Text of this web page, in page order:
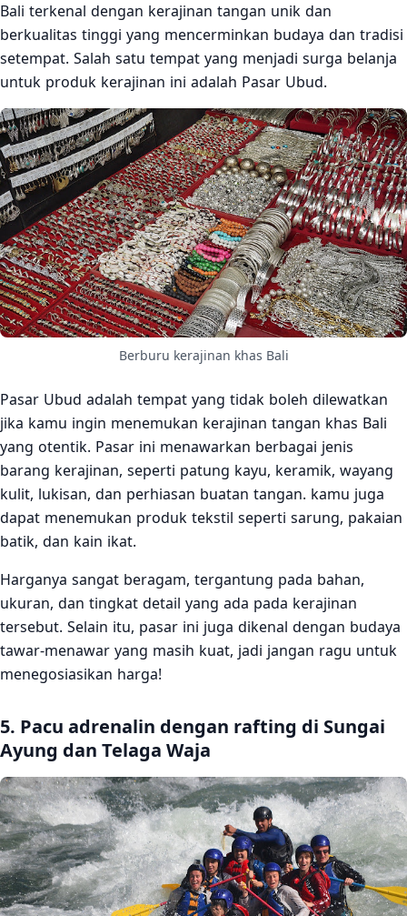
Bali terkenal dengan kerajinan tangan unik dan
berkualitas tinggi yang mencerminkan budaya dan tradisi
setempat. Salah satu tempat yang menjadi surga belanja
untuk produk kerajinan ini adalah Pasar Ubud.
Berburu kerajinan khas Bali
Pasar Ubud adalah tempat yang tidak boleh dilewatkan
jika kamu ingin menemukan kerajinan tangan khas Bali
yang otentik. Pasar ini menawarkan berbagai jenis
barang kerajinan, seperti patung kayu, keramik, wayang
kulit, lukisan, dan perhiasan buatan tangan. kamu juga
dapat menemukan produk tekstil seperti sarung, pakaian
batik, dan kain ikat.
Harganya sangat beragam, tergantung pada bahan,
ukuran, dan tingkat detail yang ada pada kerajinan
tersebut. Selain itu, pasar ini juga dikenal dengan budaya
tawar-menawar yang masih kuat, jadi jangan ragu untuk
menegosiasikan harga!
5. Pacu adrenalin dengan rafting di Sungai
Ayung dan Telaga Waja